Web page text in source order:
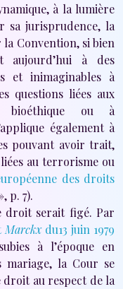
à la lumière
sa jurisprudence, la
Convention, si bien
aujourd’hui à des
et inimaginables à
questions liées aux
bioéthique ou à
également à
pouvant avoir trait,
au terrorisme ou
des droits
p. 7).
droit serait figé. Par
Marckxdu13 juin 1979
à l’époque en
mariage, la Cour se
au respect de la